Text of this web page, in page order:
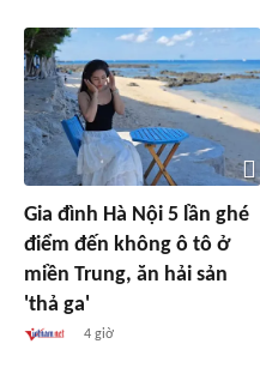
Gia đình Hà Nội 5 lần ghé
điểm đến không ô tô ở
miền Trung, ăn hải sản
'thả ga'
4 giờ